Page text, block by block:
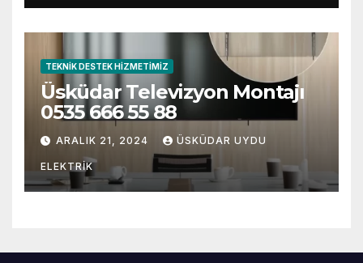
TEKNIK DESTEK HIZMETIMIZ
Üsküdar Televizyon Montajı
0535 666 55 88
ARALIK 21, 2024 ÜSKÜDAR UYDU
ELEKTRIK